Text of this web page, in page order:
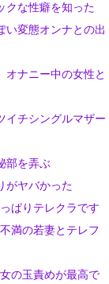
クな性癖を知った
い変態オンナとの出
オナニー中の女性と
イチシングルマザー
部を弄ぶ
がヤバかった
ぱりテレクラです
満の若妻とテレフ
の玉責めが最高で